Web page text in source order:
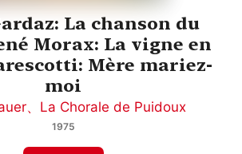
La chanson du
Morax: La vigne en
Mère mariez-
moi
、 La Chorale de Puidoux
1975